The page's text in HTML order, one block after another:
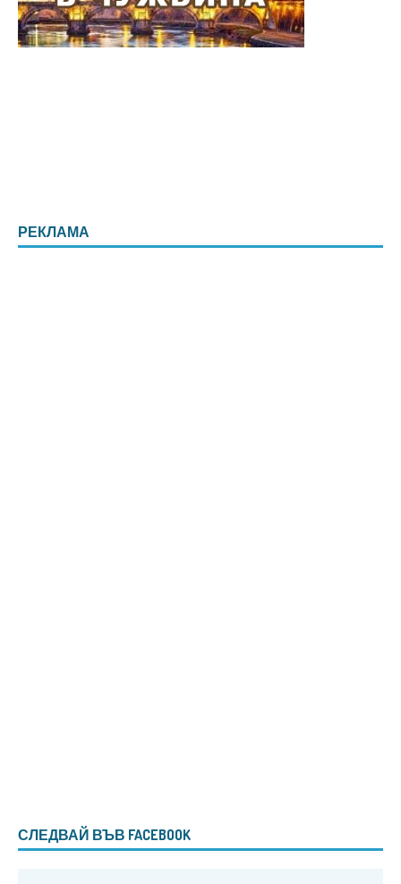
РЕКЛАМА
СЛЕДВАЙ ВЪВ FACEBOOK